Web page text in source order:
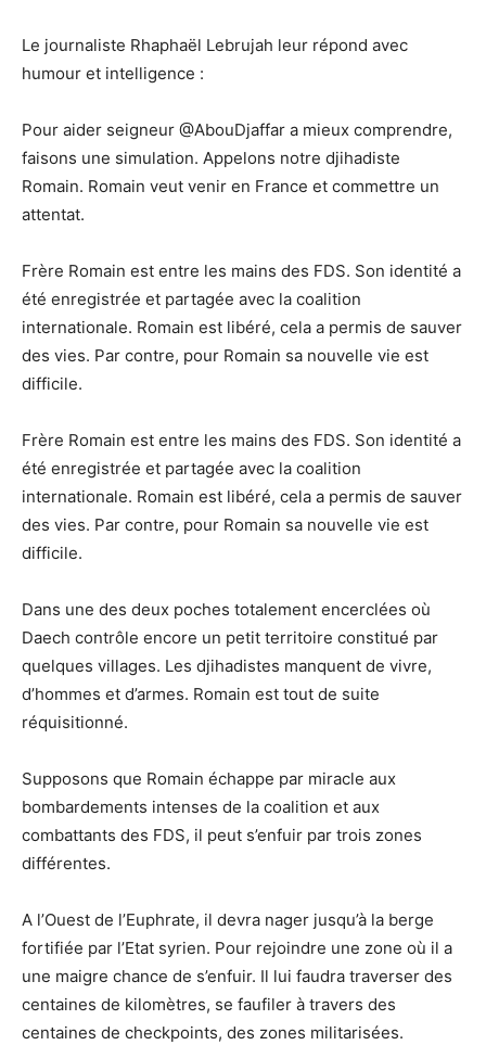
Le journaliste Rhaphaël Lebrujah leur répond avec
humour et intelligence :
Pour aider seigneur @AbouDjaffar a mieux comprendre,
faisons une simulation. Appelons notre djihadiste
Romain. Romain veut venir en France et commettre un
attentat.
Frère Romain est entre les mains des FDS. Son identité a
été enregistrée et partagée avec la coalition
internationale. Romain est libéré, cela a permis de sauver
des vies. Par contre, pour Romain sa nouvelle vie est
difficile.
Frère Romain est entre les mains des FDS. Son identité a
été enregistrée et partagée avec la coalition
internationale. Romain est libéré, cela a permis de sauver
des vies. Par contre, pour Romain sa nouvelle vie est
difficile.
Dans une des deux poches totalement encerclées où
Daech contrôle encore un petit territoire constitué par
quelques villages. Les djihadistes manquent de vivre,
d’hommes et d’armes. Romain est tout de suite
réquisitionné.
Supposons que Romain échappe par miracle aux
bombardements intenses de la coalition et aux
combattants des FDS, il peut s’enfuir par trois zones
différentes.
A l’Ouest de l’Euphrate, il devra nager jusqu’à la berge
fortifiée par l’Etat syrien. Pour rejoindre une zone où il a
une maigre chance de s’enfuir. Il lui faudra traverser des
centaines de kilomètres, se faufiler à travers des
centaines de checkpoints, des zones militarisées.